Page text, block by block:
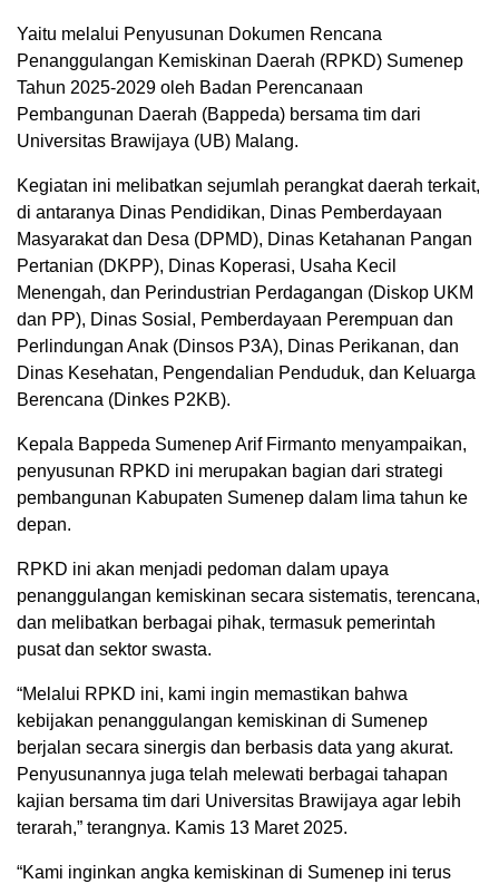
Yaitu melalui Penyusunan Dokumen Rencana
Penanggulangan Kemiskinan Daerah (RPKD) Sumenep
Tahun 2025-2029 oleh Badan Perencanaan
Pembangunan Daerah (Bappeda) bersama tim dari
Universitas Brawijaya (UB) Malang.
Kegiatan ini melibatkan sejumlah perangkat daerah terkait,
di antaranya Dinas Pendidikan, Dinas Pemberdayaan
Masyarakat dan Desa (DPMD), Dinas Ketahanan Pangan
Pertanian (DKPP), Dinas Koperasi, Usaha Kecil
Menengah, dan Perindustrian Perdagangan (Diskop UKM
dan PP), Dinas Sosial, Pemberdayaan Perempuan dan
Perlindungan Anak (Dinsos P3A), Dinas Perikanan, dan
Dinas Kesehatan, Pengendalian Penduduk, dan Keluarga
Berencana (Dinkes P2KB).
Kepala Bappeda Sumenep Arif Firmanto menyampaikan,
penyusunan RPKD ini merupakan bagian dari strategi
pembangunan Kabupaten Sumenep dalam lima tahun ke
depan.
RPKD ini akan menjadi pedoman dalam upaya
penanggulangan kemiskinan secara sistematis, terencana,
dan melibatkan berbagai pihak, termasuk pemerintah
pusat dan sektor swasta.
“Melalui RPKD ini, kami ingin memastikan bahwa
kebijakan penanggulangan kemiskinan di Sumenep
berjalan secara sinergis dan berbasis data yang akurat.
Penyusunannya juga telah melewati berbagai tahapan
kajian bersama tim dari Universitas Brawijaya agar lebih
terarah,” terangnya. Kamis 13 Maret 2025.
“Kami inginkan angka kemiskinan di Sumenep ini terus